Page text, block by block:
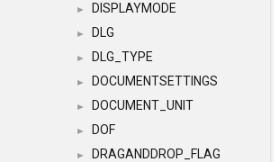
► DISPLAYMODE
► DLG
► DLG_TYPE
► DOCUMENTSETTINGS
► DOCUMENT_UNIT
► DOF
► DRAGANDDROP_FLAG